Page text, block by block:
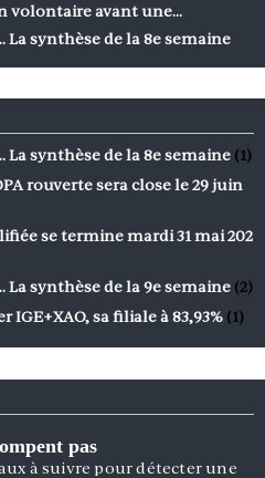
volontaire avant une…
La synthèse de la 8e semaine
La synthèse de la 8e semaine (1)
rouverte sera close le 29 juin
se termine mardi 31 mai 202
La synthèse de la 9e semaine (2)
IGE+XAO, sa filiale à 83,93% (1)
pas
à suivre pour détecter une